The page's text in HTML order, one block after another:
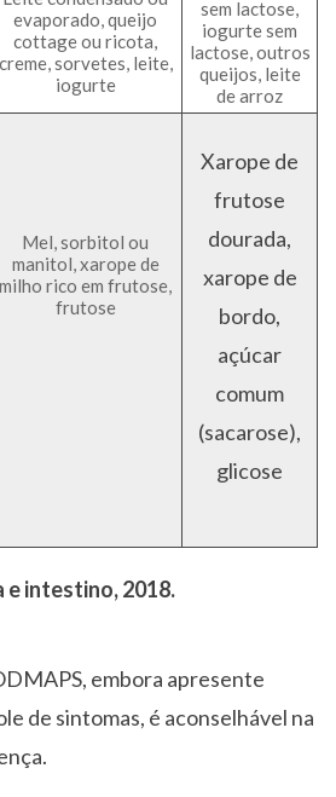
evaporado, queijo
cottage ou ricota,
creme, sorvetes, leite,
iogurte
sem lactose,
iogurte sem
lactose, outros
queijos, leite
de arroz
Mel, sorbitol ou
manitol, xarope de
milho rico em frutose,
frutose
Xarope de
frutose
dourada,
xarope de
bordo,
açúcar
comum
(sacarose),
glicose
intestino, 2018.
embora apresente
de sintomas, é aconselhável na